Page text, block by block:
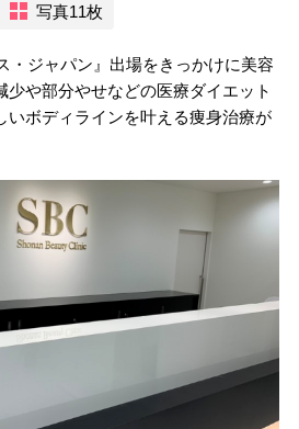
写真11枚
・ジャパン』出場をきっかけに美容
少や部分やせなどの医療ダイエット
いボディラインを叶える痩身治療が